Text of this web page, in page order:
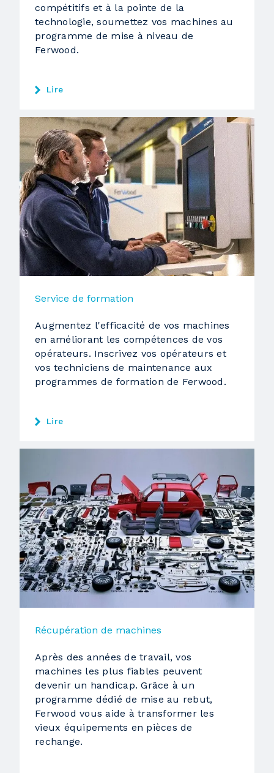
compétitifs et à la pointe de la
technologie, soumettez vos machines au
programme de mise à niveau de
Ferwood.
Lire
Service de formation
Augmentez l'efficacité de vos machines
en améliorant les compétences de vos
opérateurs. Inscrivez vos opérateurs et
vos techniciens de maintenance aux
programmes de formation de Ferwood.
Lire
Récupération de machines
Après des années de travail, vos
machines les plus fiables peuvent
devenir un handicap. Grâce à un
programme dédié de mise au rebut,
Ferwood vous aide à transformer les
vieux équipements en pièces de
rechange.